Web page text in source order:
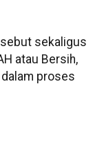
sekaligus
atau Bersih,
dalam proses